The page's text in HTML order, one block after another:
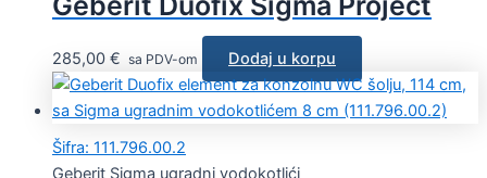
285,00 € sa PDV-om Dodaj u korpu
Šifra: 111.796.00.2
Geberit Sigma ugradni vodokotlići